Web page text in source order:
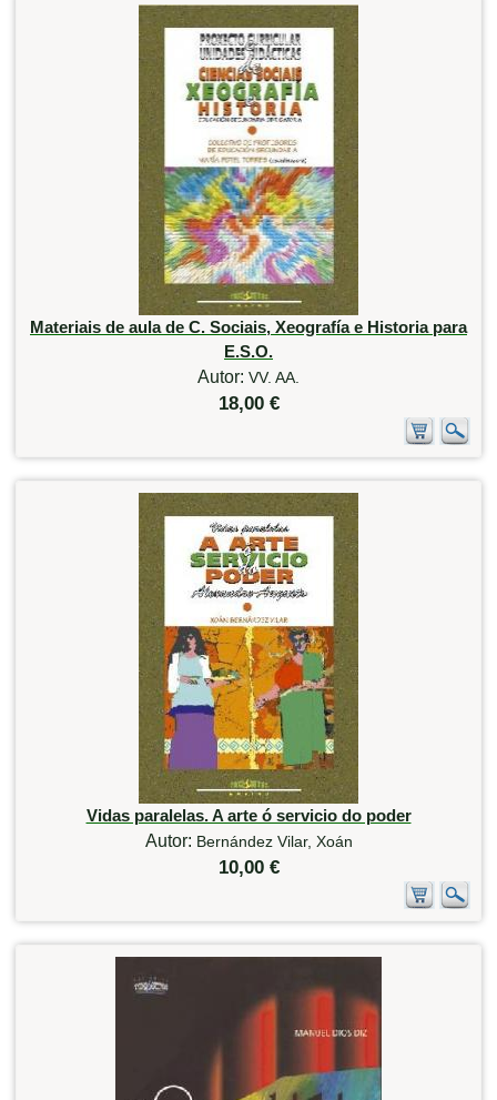
Materiais de aula de C. Sociais, Xeografía e Historia para
E.S.O.
Autor: VV. AA.
18,00 €
Vidas paralelas. A arte ó servicio do poder
Autor: Bernández Vilar, Xoán
10,00 €